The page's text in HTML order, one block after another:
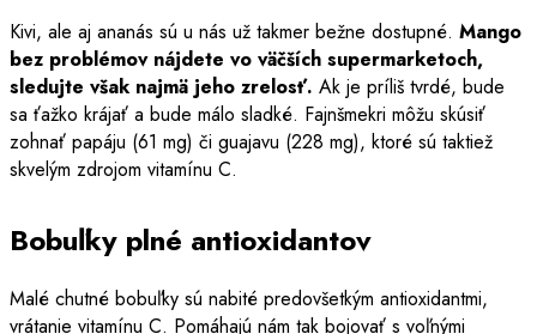
Kivi, ale aj ananás sú u nás už takmer bežne dostupné. Mango
bez problémov nájdete vo väčších supermarketoch,
sledujte však najmä jeho zrelosť. Ak je príliš tvrdé, bude
sa ťažko krájať a bude málo sladké. Fajnšmekri môžu skúsiť
zohnať papáju (61 mg) či guajavu (228 mg), ktoré sú taktiež
skvelým zdrojom vitamínu C.
Bobuľky plné antioxidantov
Malé chutné bobuľky sú nabité predovšetkým antioxidantmi,
vrátanie vitamínu C. Pomáhajú nám tak bojovať s voľnými